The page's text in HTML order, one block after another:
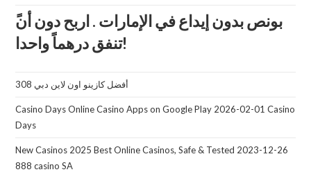
تنفق درهماً واحدا!
أفضل كازينو اون لاين دبي 308
Casino Days Online Casino Apps on Google Play 2026-02-01 Casino
Days
New Casinos 2025 Best Online Casinos, Safe & Tested 2023-12-26
888 casino SA